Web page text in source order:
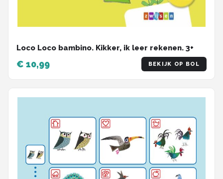
Loco Loco bambino. Kikker, ik leer rekenen. 3+
€ 10,99 BEKIJK OP BOL